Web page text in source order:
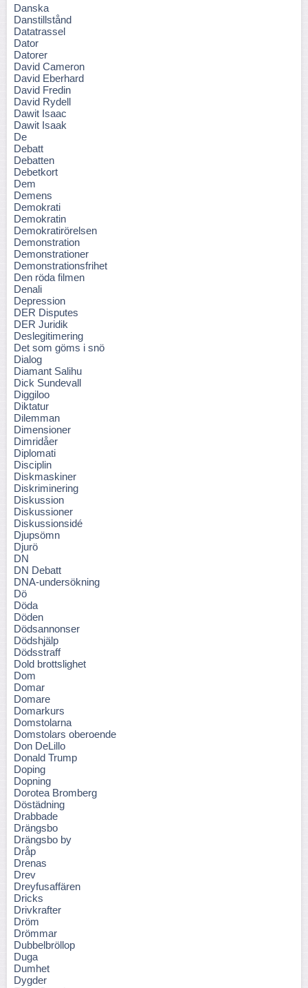
Danska
Danstillstånd
Datatrassel
Dator
Datorer
David Cameron
David Eberhard
David Fredin
David Rydell
Dawit Isaac
Dawit Isaak
De
Debatt
Debatten
Debetkort
Dem
Demens
Demokrati
Demokratin
Demokratirörelsen
Demonstration
Demonstrationer
Demonstrationsfrihet
Den röda filmen
Denali
Depression
DER Disputes
DER Juridik
Deslegitimering
Det som göms i snö
Dialog
Diamant Salihu
Dick Sundevall
Diggiloo
Diktatur
Dilemman
Dimensioner
Dimridåer
Diplomati
Disciplin
Diskmaskiner
Diskriminering
Diskussion
Diskussioner
Diskussionsidé
Djupsömn
Djurö
DN
DN Debatt
DNA-undersökning
Dö
Döda
Döden
Dödsannonser
Dödshjälp
Dödsstraff
Dold brottslighet
Dom
Domar
Domare
Domarkurs
Domstolarna
Domstolars oberoende
Don DeLillo
Donald Trump
Doping
Dopning
Dorotea Bromberg
Döstädning
Drabbade
Drängsbo
Drängsbo by
Dråp
Drenas
Drev
Dreyfusaffären
Dricks
Drivkrafter
Dröm
Drömmar
Dubbelbröllop
Duga
Dumhet
Dygder